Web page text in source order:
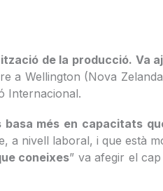
de la producció. Va
a Wellington (Nova
Internacional.
basa més en capacitats
a nivell laboral, i que està
coneixes” va afegir el